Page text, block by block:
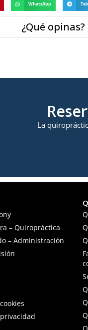
WhatsApp
¿Qué opinas?
La
– Quiropráctica
– Administración